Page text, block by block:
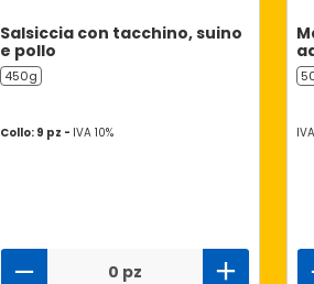
Salsiccia con tacchino, suino
e pollo
450g
Collo: 9 pz - IVA 10%
0 pz